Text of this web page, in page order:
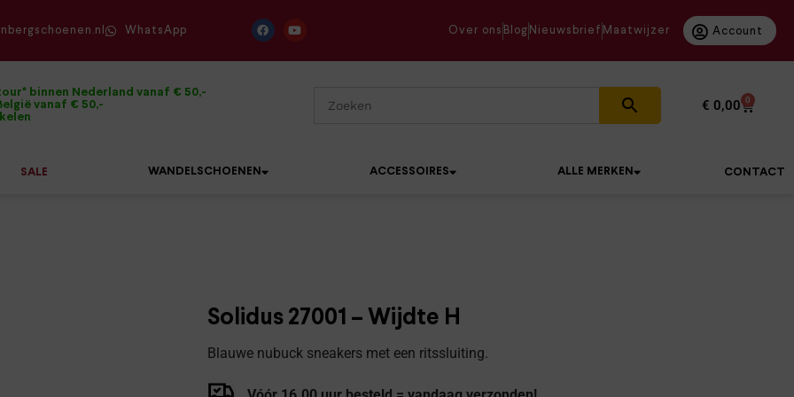
WhatsApp Over ons Blog Nieuwsbrief Maatwijzer Account
binnen Nederland vanaf € 50,-
vanaf € 50,-
€ 0,00 0
SALE WANDELSCHOENEN ACCESSOIRES ALLE MERKEN CONTACT
Solidus 27001 – Wijdte H
Blauwe nubuck sneakers met een ritssluiting.